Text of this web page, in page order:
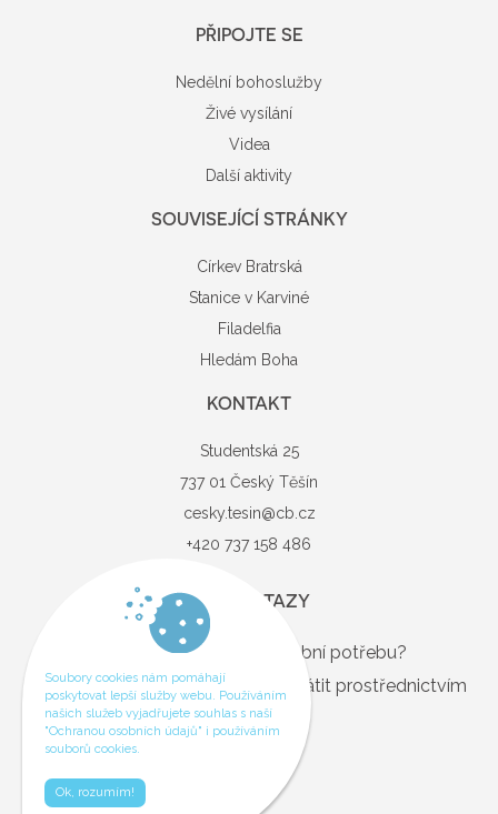
PŘIPOJTE SE
Nedělní bohoslužby
Živé vysílání
Videa
Další aktivity
SOUVISEJÍCÍ STRÁNKY
Církev Bratrská
Stanice v Karviné
Filadelfia
Hledám Boha
KONTAKT
Studentská 25
737 01 Český Těšín
cesky.tesin@cb.cz
+420 737 158 486
DOTAZY
Máte dotaz nebo modlitební potřebu?
Pokud ano, můžete se na nás obrátit prostřednictvím
odkazu níže.
Soubory cookies nám pomáhají
poskytovat lepší služby webu. Používáním
našich služeb vyjadřujete souhlas s naší
"Ochranou osobních údajů" i používáním
souborů cookies.
Ok, rozumím!